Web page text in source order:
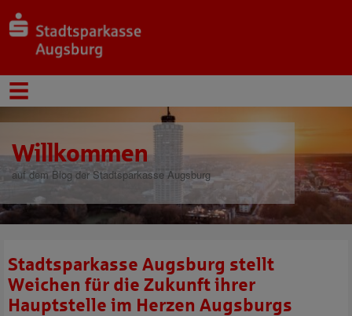
Willkommen
auf dem Blog der Stadtsparkasse Augsburg
Stadtsparkasse Augsburg stellt
Weichen für die Zukunft ihrer
Hauptstelle im Herzen Augsburgs